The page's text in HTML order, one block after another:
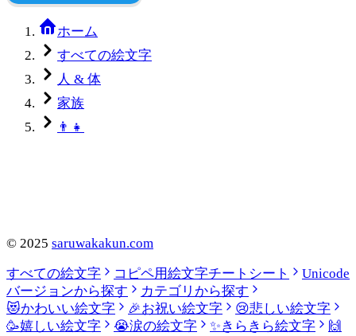
ホーム
すべての絵文字
人 & 体
家族
👨‍👧
© 2025 saruwakakun.com
すべての絵文字
コピペ用絵文字チートシート
Unicode
バージョンから探す
カテゴリから探す
😻かわいい絵文字 🎉お祝い絵文字 😢悲しい絵文字
🥳嬉しい絵文字 😭涙の絵文字 ✨きらきら絵文字
🙌